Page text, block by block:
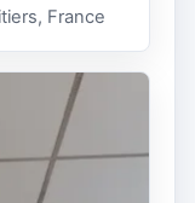
France